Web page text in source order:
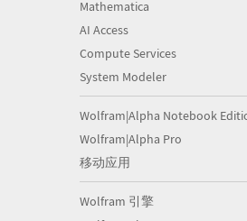
Mathematica
AI Access
Compute Services
System Modeler
Wolfram|Alpha Notebook
Wolfram|Alpha Pro
移动应用
Wolfram 引擎